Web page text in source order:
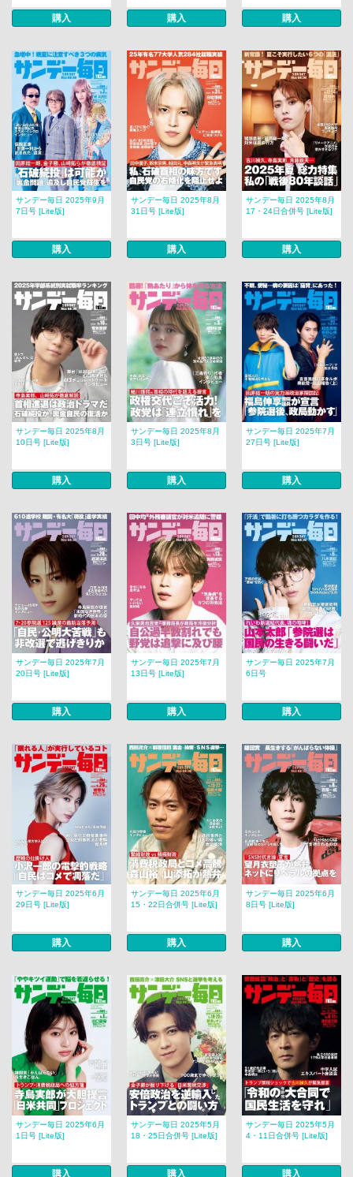
購入 購入 購入
サンデー毎日 2025年9月
7日号 [Lite版]
購入
サンデー毎日 2025年8月
31日号 [Lite版]
購入
サンデー毎日 2025年8月
17・24日合併号 [Lite版]
購入
サンデー毎日 2025年8月
10日号 [Lite版]
購入
サンデー毎日 2025年8月
3日号 [Lite版]
購入
サンデー毎日 2025年7月
27日号 [Lite版]
購入
サンデー毎日 2025年7月
20日号 [Lite版]
購入
サンデー毎日 2025年7月
13日号 [Lite版]
購入
サンデー毎日 2025年7月
6日号
購入
サンデー毎日 2025年6月
29日号 [Lite版]
購入
サンデー毎日 2025年6月
15・22日合併号 [Lite版]
購入
サンデー毎日 2025年6月
8日号 [Lite版]
購入
サンデー毎日 2025年6月
1日号 [Lite版]
購入
サンデー毎日 2025年5月
18・25日合併号 [Lite版]
購入
サンデー毎日 2025年5月
4・11日合併号 [Lite版]
購入